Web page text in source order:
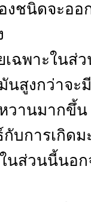
ชนิดจะออ
ฉพาะในส่
สูงกว่าจะ
วานมากขึ้น
การเกิดม
นส่วนนี้นอ